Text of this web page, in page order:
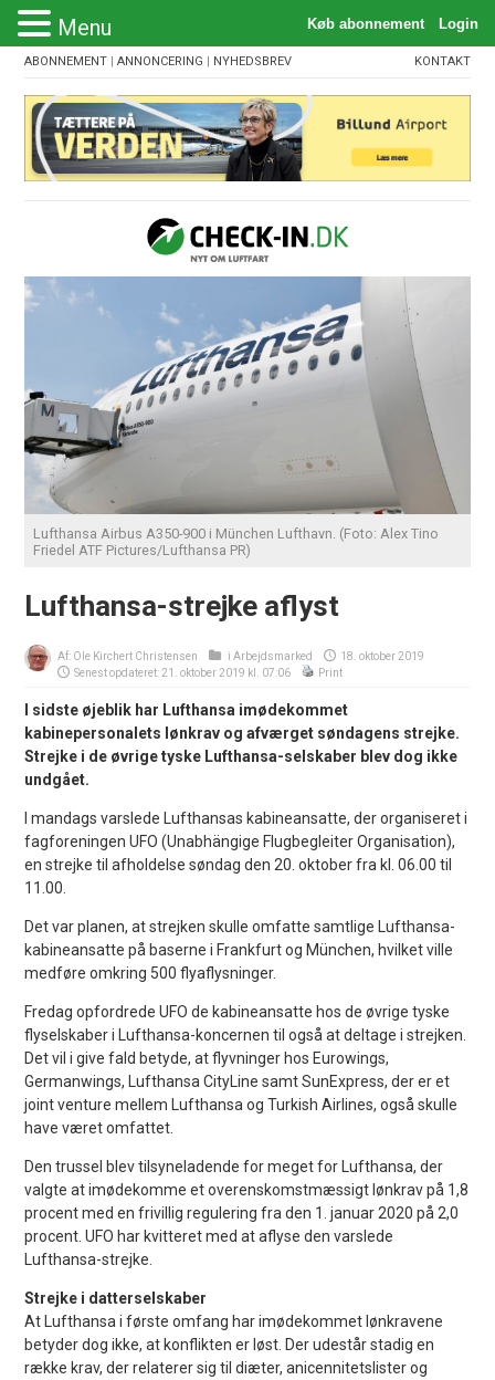
ABONNEMENT |ANNONCERING | NYHEDSBREV KONTAKT
Lufthansa Airbus A350-900 i München Lufthavn. (Foto: Alex Tino
Friedel ATF Pictures/Lufthansa PR)
Lufthansa-strejke aflyst
Af: Ole Kirchert Christensen iArbejdsmarked
18. oktober 2019
Senest opdateret: 21. oktober 2019 kl. 07:06
Print
I sidste øjeblik har Lufthansa imødekommet
kabinepersonalets lønkrav og afværget søndagens strejke.
Strejke i de øvrige tyske Lufthansa-selskaber blev dog ikke
undgået.
I mandags varslede Lufthansas kabineansatte, der organiseret i
fagforeningen UFO (Unabhängige Flugbegleiter Organisation),
en strejke til afholdelse søndag den 20. oktober fra kl. 06.00 til
11.00.
Det var planen, at strejken skulle omfatte samtlige Lufthansa-
kabineansatte på baserne i Frankfurt og München, hvilket ville
medføre omkring 500 flyaflysninger.
Fredag opfordrede UFO de kabineansatte hos de øvrige tyske
flyselskaber i Lufthansa-koncernen til også at deltage i strejken.
Det vil i give fald betyde, at flyvninger hos Eurowings,
Germanwings, Lufthansa CityLine samt SunExpress, der er et
joint venture mellem Lufthansa og Turkish Airlines, også skulle
have været omfattet.
Den trussel blev tilsyneladende for meget for Lufthansa, der
valgte at imødekomme et overenskomstmæssigt lønkrav på 1,8
procent med en frivillig regulering fra den 1. januar 2020 på 2,0
procent. UFO har kvitteret med at aflyse den varslede
Lufthansa-strejke.
Strejke i datterselskaber
At Lufthansa i første omfang har imødekommet lønkravene
betyder dog ikke, at konflikten er løst. Der udestår stadig en
række krav, der relaterer sig til diæter, anicennitetslister og
Menu